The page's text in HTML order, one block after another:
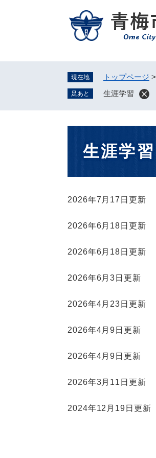
現在地 トップページ >
足あと 生涯学習
生涯学習
2026年7月17日更新
2026年6月18日更新
2026年6月18日更新
2026年6月3日更新
2026年4月23日更新
2026年4月9日更新
2026年4月9日更新
2026年3月11日更新
2024年12月19日更新